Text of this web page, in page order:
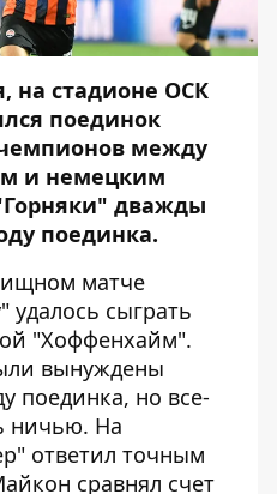
на стадионе ОСК
поединок
между
и немецким
дважды
поединка.
матче
сыграть
"Хоффенхайм".
вынуждены
поединка, но все-
ничью. На
ответил точным
сравнял счет